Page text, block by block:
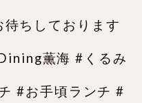
ちしております️
薫海 #くるみ
#お手頃ランチ #